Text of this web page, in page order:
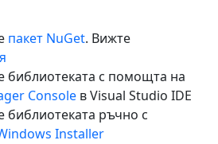
пакет NuGet. Вижте
библиотеката с помощта на
Console в Visual Studio IDE
библиотеката ръчно с
Installer